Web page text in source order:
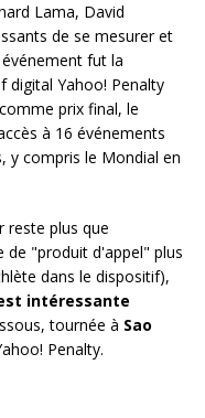
Lama, David
de se mesurer et
fut la
digital Yahoo! Penalty
prix final, le
à 16 événements
y compris le Mondial en
reste plus que
de "produit d'appel" plus
dans le dispositif),
intéressante
tournée à Sao
Penalty.